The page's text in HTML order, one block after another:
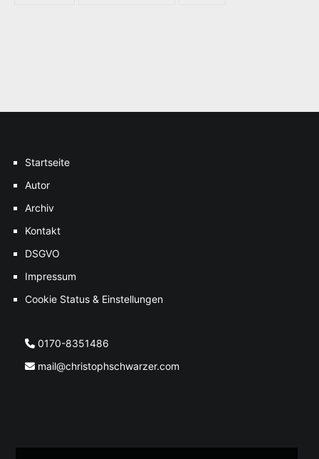
Startseite
Autor
Archiv
Kontakt
DSGVO
Impressum
Cookie Status & Einstellungen
0170-8351486
mail@christophschwarzer.com